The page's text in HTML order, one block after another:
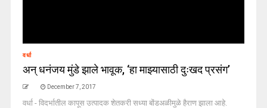
वर्धा
अन् धनंजय मुंडे झाले भावूक, ‘हा माझ्यासाठी दुःखद प्रसंग’
December 7, 2017
वर्धा - विदर्भातील कापूस उत्पादक शेतकरी सध्या बोंडअळीमुळे हैराण झाला आहे.